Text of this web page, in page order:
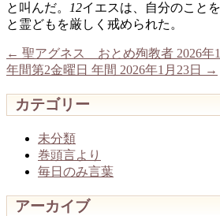
と叫んだ。 12イエスは、自分のこと
と霊どもを厳しく戒められた。
← 聖アグネス おとめ殉教者 2026年1
年間第2金曜日 年間 2026年1月23日
→
カテゴリー
未分類
巻頭言より
毎日のみ言葉
アーカイブ